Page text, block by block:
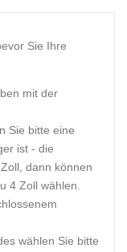
Sie Ihre
mit der
Sie bitte eine
ist - die
dann können
4 Zoll wählen.
wählen Sie bitte